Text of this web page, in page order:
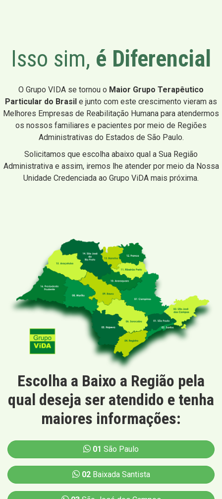
Isso sim, é Diferencial
O Grupo VIDA se tornou o Maior Grupo Terapêutico
Particular do Brasil e junto com este crescimento vieram as
Melhores Empresas de Reabilitação Humana para atendermos
os nossos familiares e pacientes por meio de Regiões
Administrativas do Estados de São Paulo.
Solicitamos que escolha abaixo qual a Sua Região
Administrativa e assim, iremos lhe atender por meio da Nossa
Unidade Credenciada ao Grupo ViDA mais próxima.
Escolha a Baixo a Região pela
qual deseja ser atendido e tenha
maiores informações:
01 São Paulo
02Baixada Santista